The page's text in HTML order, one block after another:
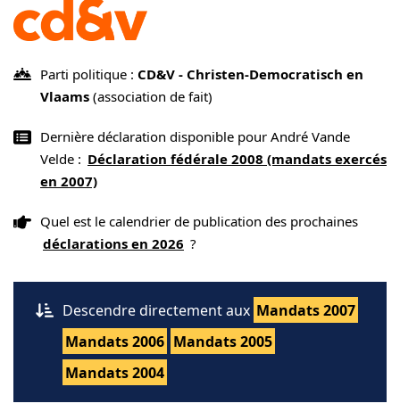
Parti politique : CD&V - Christen-Democratisch en
Vlaams (association de fait)
Dernière déclaration disponible pour André Vande
Velde : Déclaration fédérale 2008 (mandats exercés
en 2007)
Quel est le calendrier de publication des prochaines
déclarations en 2026 ?
Descendre directement aux Mandats 2007
Mandats 2006 Mandats 2005
Mandats 2004